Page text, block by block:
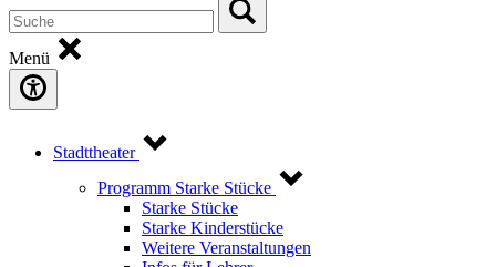
Menü
Stadttheater
Programm Starke Stücke
Starke Stücke
Starke Kinderstücke
Weitere Veranstaltungen